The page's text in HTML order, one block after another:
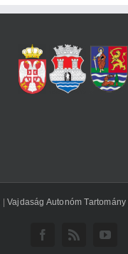
|Vajdaság Autonóm Tartomány
Facebook
Rss